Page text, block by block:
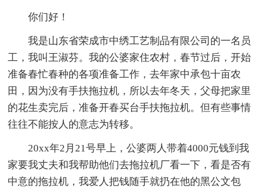
你们好！
我是山东省荣成市中绣工艺制品有限公司的一名员
工，我叫王淑芬。我的公婆家住农村，春节过后，开始
准备春忙春种的各项准备工作，去年家中承包十亩农
田，因为没有手扶拖拉机，所以去年冬天，父母把家里
的花生卖完后，准备开春买台手扶拖拉机。但有些事情
往往不能按人的意志为转移。
20xx年2月21号早上，公婆两人带着4000元钱到我
家要我丈夫和我帮助他们去拖拉机厂看一下，看是否有
中意的拖拉机，我爱人把钱随手就扔在他的黑公文包